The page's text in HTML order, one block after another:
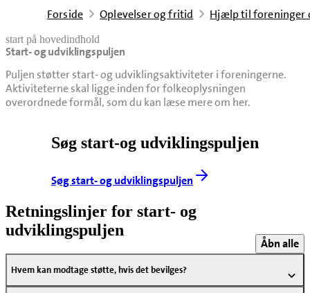
Forside Oplevelser og fritid Hjælp til foreninger
start på hovedindhold
Start- og udviklingspuljen
Puljen støtter start- og udviklingsaktiviteter i foreningerne.
Aktiviteterne skal ligge inden for folkeoplysningen
overordnede formål, som du kan læse mere om her.
senest opdateret 13. januar 2025
Søg start-og udviklingspuljen
Søg start- og udviklingspuljen
Retningslinjer for start- og
udviklingspuljen
Åbn alle
Hvem kan modtage støtte, hvis det bevilges?